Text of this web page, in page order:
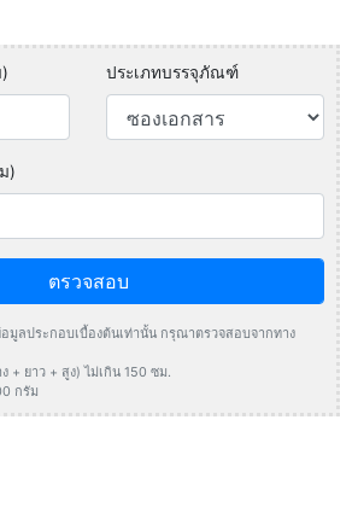
ประเภทบรรจุภัณฑ์
)
ตรวจสอบ
มูลประกอบเบื้องต้นเท่านั้น กรุณาตรวจสอบจากทาง
+ ยาว + สูง) ไม่เกิน 150 ซม.
กรัม